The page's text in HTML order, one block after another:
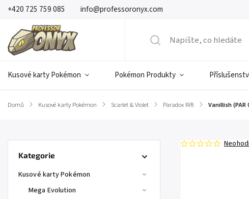
+420 725 759 085 info@professoronyx.com
Kusové karty Pokémon Pokémon Produkty
Domů / Kusové karty Pokémon / Scarlet & Violet / Paradox Rift / Vanillish (PAR
Kategorie
Kusové karty Pokémon
Mega Evolution